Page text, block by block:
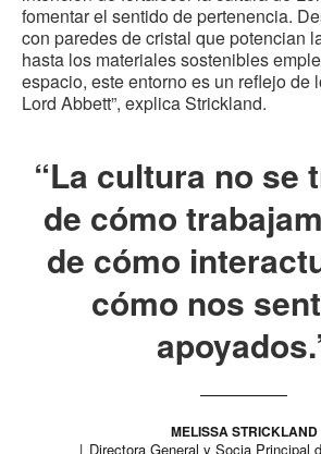
fomentar el sentido de pertenencia.
con paredes de cristal que potencian
hasta los materiales sostenibles
espacio, este entorno es un reflejo de
Lord Abbett”, explica Strickland.
“La cultura no se
de cómo
de cómo
cómo nos
MELISSA STRICKLAND
Directora General y Socia Principal